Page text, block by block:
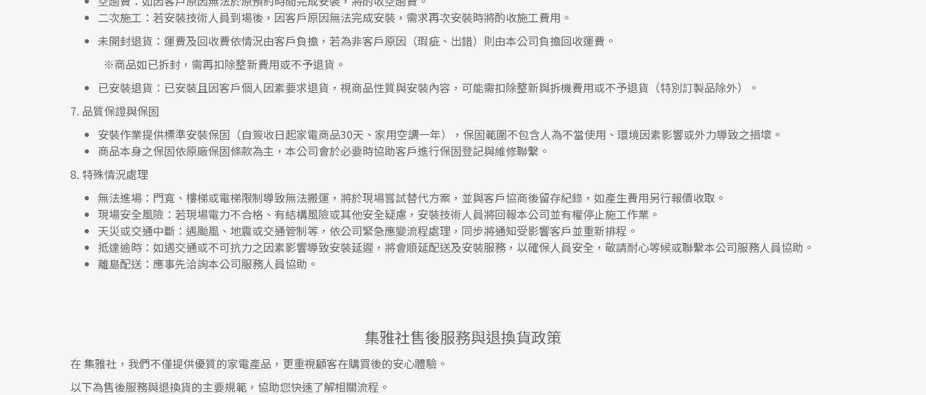
二次施工 ：若安裝技術人員到場後，因客戶原因無法完成安裝，需求再次安裝時將酌收施工費用。
未開封退貨 ：運費及回收費依情況由客戶負擔，若為非客戶原因（瑕疵、出錯）則由本公司負擔回收運費。
※商品如已拆封，需再扣除整新費用或不予退貨。
已安裝退貨 ：已安裝且因客戶個人因素要求退貨，視商品性質與安裝內容，可能需扣除整新與拆機費用或不予退貨（特別訂製品除外）。
7. 品質保證與保固
安裝作業提供標準安裝保固（自簽收日起家電商品30天、家用空調一年），保固範圍不包含人為不當使用、環境因素影響或外力導致之損壞。
商品本身之保固依原廠保固條款為主，本公司會於必要時協助客戶進行保固登記與維修聯繫。
8. 特殊情況處理
無法進場 ：門寬、樓梯或電梯限制導致無法搬運，將於現場嘗試替代方案，並與客戶協商後留存紀錄，如產生費用另行報價收取。
現場安全風險 ： 若現場電力不合格、有結構風險或其他安全疑慮，安裝技術人員將回報本公司並有權停止施工作業。
天災或交通中斷 ：遇颱風、地震或交通管制等，依公司緊急應變流程處理，同步將通知受影響客戶並重新排程。
抵達逾時 ：如遇交通或不可抗力之因素影響導致安裝延遲，將會順延配送及安裝服務，以確保人員安全，敬請耐心等候或聯繫本公司服務人員協助。
離島配送 ：應事先洽詢本公司服務人員協助。
集雅社售後服務與退換貨政策
在 集雅社 ，我們不僅提供優質的家電產品，更重視顧客在購買後的安心體驗。
以下為售後服務與退換貨的主要規範，協助您快速了解相關流程。